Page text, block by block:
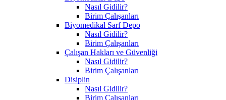
Nasıl Gidilir?
Birim Çalışanları
Biyomedikal Sarf Depo
Nasıl Gidilir?
Birim Çalışanları
Çalışan Hakları ve Güvenliği
Nasıl Gidilir?
Birim Çalışanları
Disiplin
Nasıl Gidilir?
Birim Çalışanları